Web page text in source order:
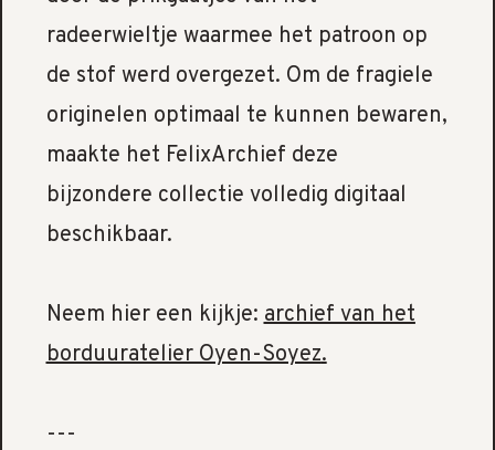
radeerwieltje waarmee het patroon op
de stof werd overgezet. Om de fragiele
originelen optimaal te kunnen bewaren,
maakte het FelixArchief deze
bijzondere collectie volledig digitaal
beschikbaar.
Neem hier een kijkje:archief van het
borduuratelier Oyen-Soyez.
---